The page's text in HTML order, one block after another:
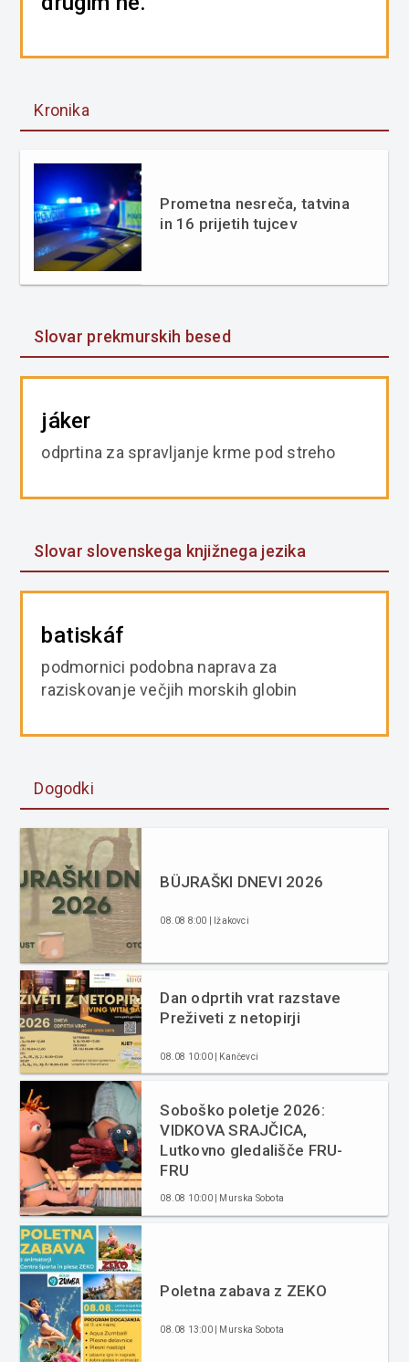
Kronika
Prometna nesreča, tatvina
in 16 prijetih tujcev
Slovar prekmurskih besed
jáker
odprtina za spravljanje krme pod streho
Slovar slovenskega knjižnega jezika
batiskáf
podmornici podobna naprava za
raziskovanje večjih morskih globin
Dogodki
BÜJRAŠKI DNEVI 2026
08.08 8:00 | Ižakovci
Dan odprtih vrat razstave
Preživeti z netopirji
08.08 10:00 | Kančevci
Soboško poletje 2026:
VIDKOVA SRAJČICA,
Lutkovno gledališče FRU-
FRU
08.08 10:00 | Murska Sobota
Poletna zabava z ZEKO
08.08 13:00 | Murska Sobota